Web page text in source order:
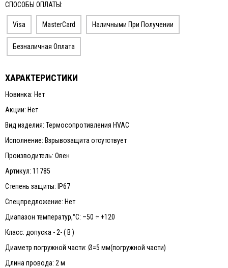
СПОСОБЫ ОПЛАТЫ:
Visa MasterCard Наличными При Получении
Безналичная Оплата
ХАРАКТЕРИСТИКИ
Новинка: Нет
Акции: Нет
Вид изделия: Термосопротивления HVAC
Исполнение: Взрывозащита отсутствует
Производитель: Овен
Артикул: 11785
Степень защиты: IP67
Спецпредложение: Нет
Диапазон температур,°С: –50 ÷ +120
Класс: допуска - 2- ( В )
Диаметр погружной части: Ø=5 мм(погружной части)
Длина провода: 2 м